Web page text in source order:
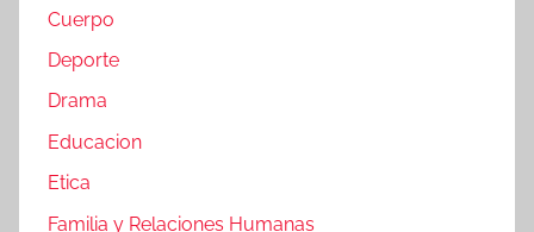
Cuerpo
Deporte
Drama
Educacion
Etica
Familia y Relaciones Humanas